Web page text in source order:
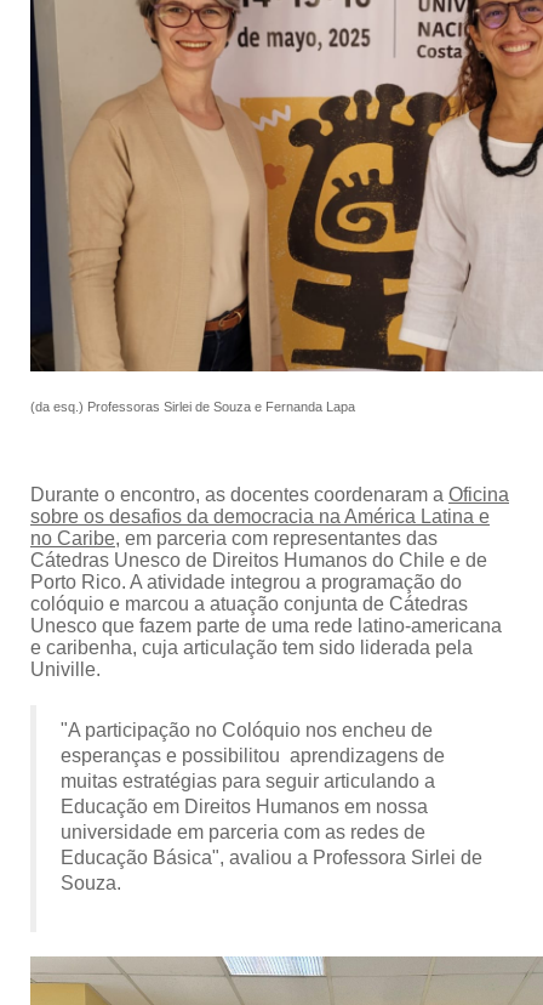
(da esq.) Professoras Sirlei de Souza e Fernanda Lapa
Durante o encontro, as docentes coordenaram a Oficina
sobre os desafios da democracia na América Latina e
no Caribe, em parceria com representantes das
Cátedras Unesco de Direitos Humanos do Chile e de
Porto Rico. A atividade integrou a programação do
colóquio e marcou a atuação conjunta de Cátedras
Unesco que fazem parte de uma rede latino-americana
e caribenha, cuja articulação tem sido liderada pela
Univille.
"A participação no Colóquio nos encheu de
esperanças e possibilitou aprendizagens de
muitas estratégias para seguir articulando a
Educação em Direitos Humanos em nossa
universidade em parceria com as redes de
Educação Básica", avaliou a Professora Sirlei de
Souza.